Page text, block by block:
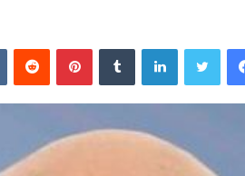
فيسبوك لينكدإن بينتيريست